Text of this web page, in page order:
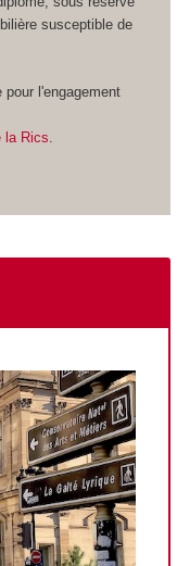
susceptible de
pour l'engagement
la Rics